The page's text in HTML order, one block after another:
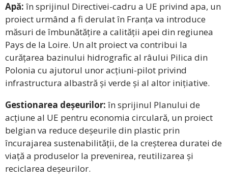
Apă: în sprijinul Directivei-cadru a UE privind apa, un
proiect urmând a fi derulat în Franța va introduce
măsuri de îmbunătățire a calității apei din regiunea
Pays de la Loire. Un alt proiect va contribui la
curățarea bazinului hidrografic al râului Pilica din
Polonia cu ajutorul unor acțiuni-pilot privind
infrastructura albastră și verde și al altor inițiative.
Gestionarea deșeurilor: în sprijinul Planului de
acțiune al UE pentru economia circulară, un proiect
belgian va reduce deșeurile din plastic prin
încurajarea sustenabilității, de la creșterea duratei de
viață a produselor la prevenirea, reutilizarea și
reciclarea deșeurilor.